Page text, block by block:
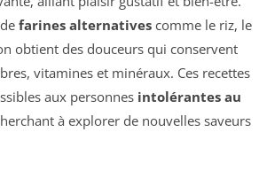
farines alternatives comme le riz, le
obtient des douceurs qui conservent
vitamines et minéraux. Ces recettes
aux personnes intolérantes au
à explorer de nouvelles saveurs